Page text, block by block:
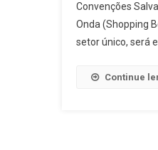
Convenções
Onda (Shopping
setor único, será
Continue